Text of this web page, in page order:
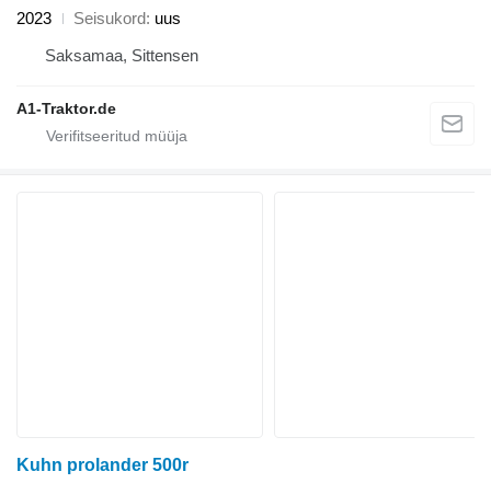
2023
Seisukord uus
Saksamaa, Sittensen
A1-Traktor.de
Kuhn prolander 500r